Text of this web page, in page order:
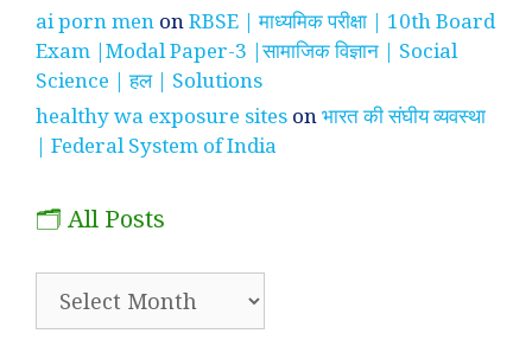
ai porn men onRBSE | माध्यमिक परीक्षा | 10th Board
Exam |Modal Paper-3 |सामाजिक विज्ञान | Social
Science | हल | Solutions
healthy wa exposure sites onभारत की संघीय व्यवस्था
| Federal System of India
🗂️ All Posts